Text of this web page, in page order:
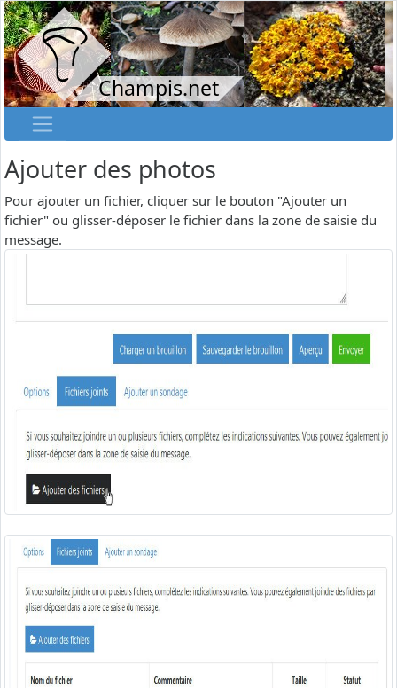
Champis.net
Ajouter des photos
Pour ajouter un fichier, cliquer sur le bouton "Ajouter un
fichier" ou glisser-déposer le fichier dans la zone de saisie du
message.